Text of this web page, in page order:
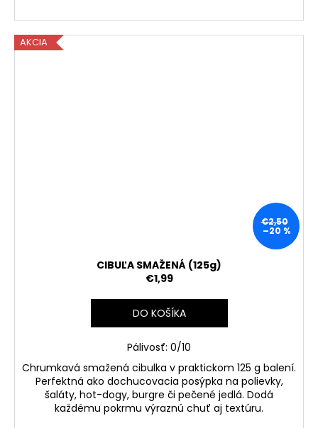
AKCIA
€2,50
–20 %
CIBUĽA SMAŽENÁ (125g)
€1,99
DO KOŠÍKA
Pálivosť: 0/10
Chrumkavá smažená cibulka v praktickom 125 g balení.
Perfektná ako dochucovacia posýpka na polievky,
šaláty, hot-dogy, burgre či pečené jedlá. Dodá
každému pokrmu výraznú chuť aj textúru.